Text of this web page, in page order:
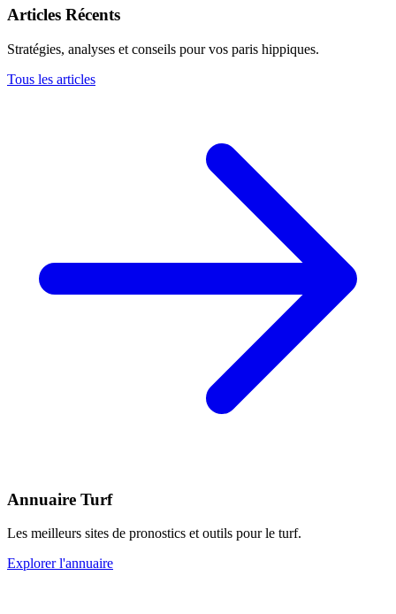
Articles Récents
Stratégies, analyses et conseils pour vos paris hippiques.
Tous les articles
Annuaire Turf
Les meilleurs sites de pronostics et outils pour le turf.
Explorer l'annuaire